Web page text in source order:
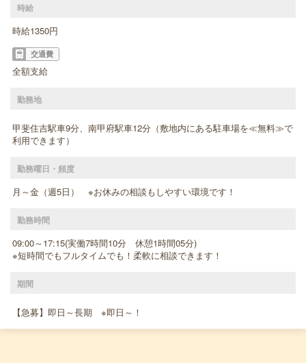
時給
時給1350円
交通費
全額支給
勤務地
甲斐住吉駅車9分、南甲府駅車12分（敷地内にある駐車場を≪無料≫で
利用できます）
勤務曜日・頻度
月～金（週5日） ※お休みの相談もしやすい環境です！
勤務時間
09:00～17:15(実働7時間10分 休憩1時間05分)
※短時間でもフルタイムでも！柔軟に相談できます！
期間
【急募】即日～長期 ※即日～！